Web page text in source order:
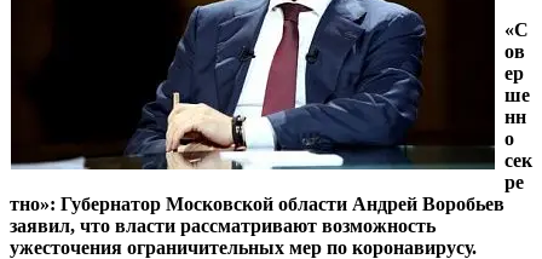
«С
ов
ер
ше
нн
о
сек
ре
тно»: Губернатор Московской области Андрей Воробьев
заявил, что власти рассматривают возможность
ужесточения ограничительных мер по коронавирусу.